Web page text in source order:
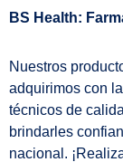
BS Health:
Nuestros
adquirimos con
técnicos de
brindarles
nacional.